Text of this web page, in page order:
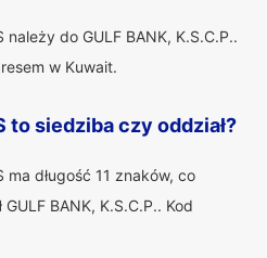
należy do GULF BANK, K.S.C.P..
w Kuwait.
to siedziba czy oddział?
ma długość 11 znaków, co
GULF BANK, K.S.C.P.. Kod